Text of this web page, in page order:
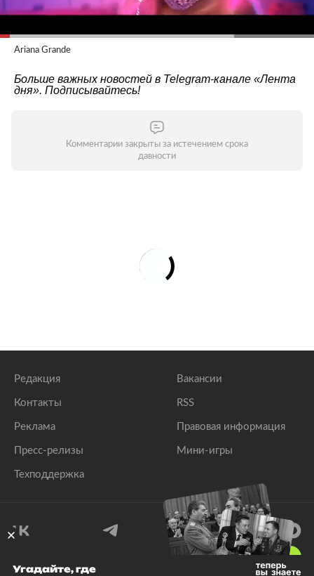
Ariana Grande
Больше важных новостей в Telegram-канале «Лента
дня». Подписывайтесь!
Комментарии закрыты за истечением срока
давности
Редакция
Контакты
Реклама
Пресс-релизы
Техподдержка
Вакансии
RSS
Правовая информация
Мини-игры
Угадайте, где